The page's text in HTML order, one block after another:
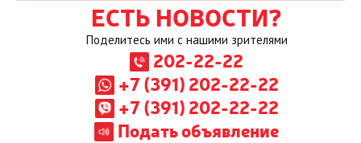
ЕСТЬ НОВОСТИ?
Поделитесь ими с нашими зрителями
202-22-22
+7 (391) 202-22-22
+7 (391) 202-22-22
Подать объявление